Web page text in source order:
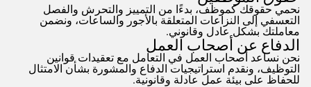
نحمي حقوقك كموظف، بدءًا من التمييز والتحرش والفصل
التعسفي إلى النزاعات المتعلقة بالأجور والساعات، ونضمن
معاملتك بشكل عادل وقانوني.
الدفاع عن أصحاب العمل
نحن نساعد أصحاب العمل في التعامل مع تعقيدات قوانين
التوظيف، ونقدم استراتيجيات الدفاع والمشورة بشأن الامتثال
للحفاظ على بيئة عمل عادلة وقانونية.